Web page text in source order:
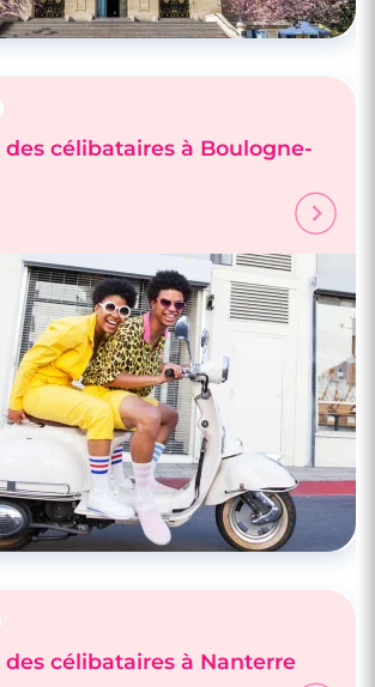
des célibataires à Nanterre
des célibataires à Boulogne-
des célibataires à Nanterre